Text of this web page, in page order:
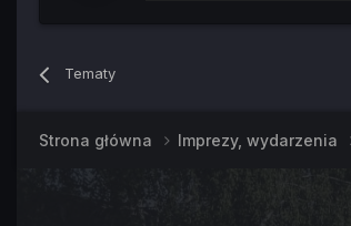
Tematy
Strona główna Imprezy, wydarzenia